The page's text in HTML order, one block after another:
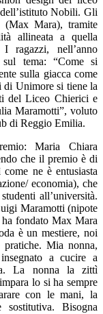
Nobili. Gli
(Max Mara), tramite
allineata a quella
ragazzi, nell’anno
tema: “Come si
sulla giacca come
Unimore si tiene la
del Liceo Chierici e
Maramotti”, voluto
di Reggio Emilia.
Maria Chiara
che il premio è di
ne è entusiasta
economia), che
all’università.
Maramotti (nipote
fondato Max Mara
è un mestiere, noi
pratiche. Mia nonna,
a cucire a
La nonna la zittì
lo si ha sempre
con le mani, la
Bisogna